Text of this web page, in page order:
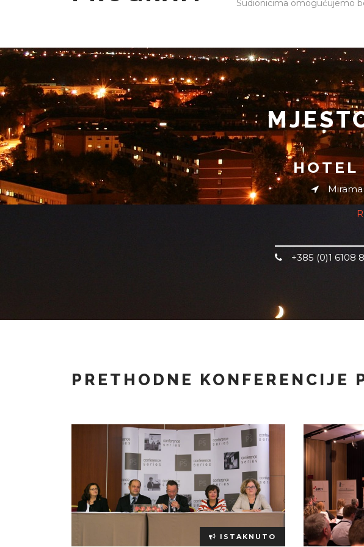
Sudionicima omogućujemo
+385 (0)1 6108
PRETHODNE KONFERENCIJE
ISTAKNUTO